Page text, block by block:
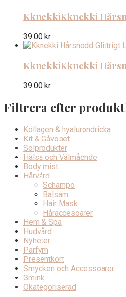
KknekkiKknekki
39.00 kr
KknekkiKknekki
39.00 kr
Filtrera efter
Kollagen & hyalurondricka
Kit & Gåvoset
Solprodukter
Hälsa och Välmående
Body mist
Hårvård
Schampo
Balsam
Hair Mask
Håraccesoarer
Hem & Spa
Hudvård
Nyheter
Parfym
Presentkort
Smycken och Accessoarer
Smink
Okategoriserad